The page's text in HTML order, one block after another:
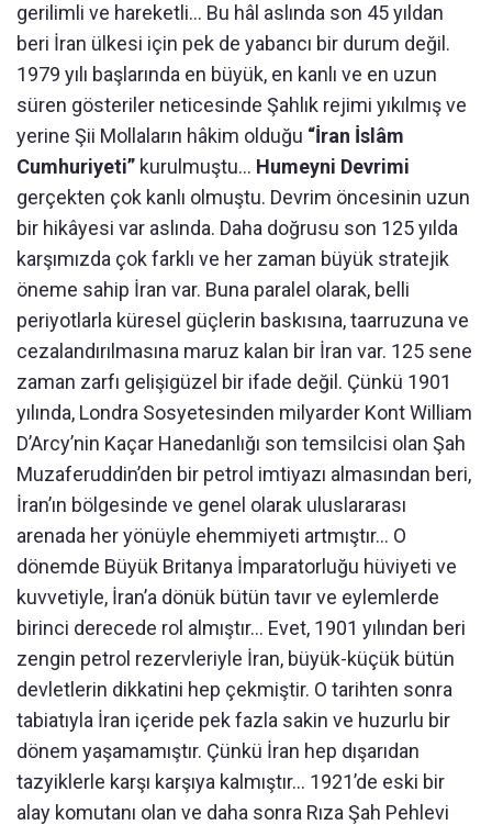
gerilimli ve hareketli… Bu hâl aslında son 45 yıldan
beri İran ülkesi için pek de yabancı bir durum değil.
1979 yılı başlarında en büyük, en kanlı ve en uzun
süren gösteriler neticesinde Şahlık rejimi yıkılmış ve
yerine Şii Mollaların hâkim olduğu “İran İslâm
Cumhuriyeti” kurulmuştu… Humeyni Devrimi
gerçekten çok kanlı olmuştu. Devrim öncesinin uzun
bir hikâyesi var aslında. Daha doğrusu son 125 yılda
karşımızda çok farklı ve her zaman büyük stratejik
öneme sahip İran var. Buna paralel olarak, belli
periyotlarla küresel güçlerin baskısına, taarruzuna ve
cezalandırılmasına maruz kalan bir İran var. 125 sene
zaman zarfı gelişigüzel bir ifade değil. Çünkü 1901
yılında, Londra Sosyetesinden milyarder Kont William
D’Arcy’nin Kaçar Hanedanlığı son temsilcisi olan Şah
Muzaferuddin’den bir petrol imtiyazı almasından beri,
İran’ın bölgesinde ve genel olarak uluslararası
arenada her yönüyle ehemmiyeti artmıştır… O
dönemde Büyük Britanya İmparatorluğu hüviyeti ve
kuvvetiyle, İran’a dönük bütün tavır ve eylemlerde
birinci derecede rol almıştır… Evet, 1901 yılından beri
zengin petrol rezervleriyle İran, büyük-küçük bütün
devletlerin dikkatini hep çekmiştir. O tarihten sonra
tabiatıyla İran içeride pek fazla sakin ve huzurlu bir
dönem yaşamamıştır. Çünkü İran hep dışarıdan
tazyiklerle karşı karşıya kalmıştır… 1921’de eski bir
alay komutanı olan ve daha sonra Rıza Şah Pehlevi